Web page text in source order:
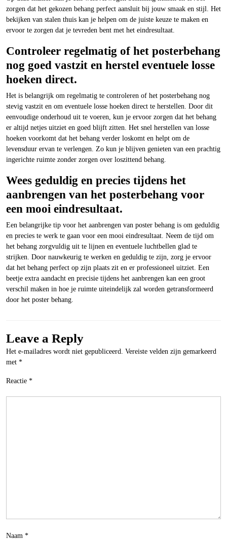
zorgen dat het gekozen behang perfect aansluit bij jouw smaak en stijl. Het
bekijken van stalen thuis kan je helpen om de juiste keuze te maken en
ervoor te zorgen dat je tevreden bent met het eindresultaat.
Controleer regelmatig of het posterbehang
nog goed vastzit en herstel eventuele losse
hoeken direct.
Het is belangrijk om regelmatig te controleren of het posterbehang nog
stevig vastzit en om eventuele losse hoeken direct te herstellen. Door dit
eenvoudige onderhoud uit te voeren, kun je ervoor zorgen dat het behang
er altijd netjes uitziet en goed blijft zitten. Het snel herstellen van losse
hoeken voorkomt dat het behang verder loskomt en helpt om de
levensduur ervan te verlengen. Zo kun je blijven genieten van een prachtig
ingerichte ruimte zonder zorgen over loszittend behang.
Wees geduldig en precies tijdens het
aanbrengen van het posterbehang voor
een mooi eindresultaat.
Een belangrijke tip voor het aanbrengen van poster behang is om geduldig
en precies te werk te gaan voor een mooi eindresultaat. Neem de tijd om
het behang zorgvuldig uit te lijnen en eventuele luchtbellen glad te
strijken. Door nauwkeurig te werken en geduldig te zijn, zorg je ervoor
dat het behang perfect op zijn plaats zit en er professioneel uitziet. Een
beetje extra aandacht en precisie tijdens het aanbrengen kan een groot
verschil maken in hoe je ruimte uiteindelijk zal worden getransformeerd
door het poster behang.
Leave a Reply
Het e-mailadres wordt niet gepubliceerd. Vereiste velden zijn gemarkeerd
met *
Reactie *
Naam *